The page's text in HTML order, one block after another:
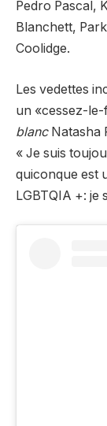
Pedro Pascal,
Blanchett,
Coolidge.
Les vedettes
un «cessez-le-
blancNatasha
« Je suis
quiconque est
LGBTQIA +: je